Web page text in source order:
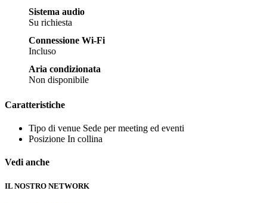
Sistema audio
Su richiesta
Connessione Wi-Fi
Incluso
Aria condizionata
Non disponibile
Caratteristiche
Tipo di venue Sede per meeting ed eventi
Posizione In collina
Vedi anche
IL NOSTRO NETWORK